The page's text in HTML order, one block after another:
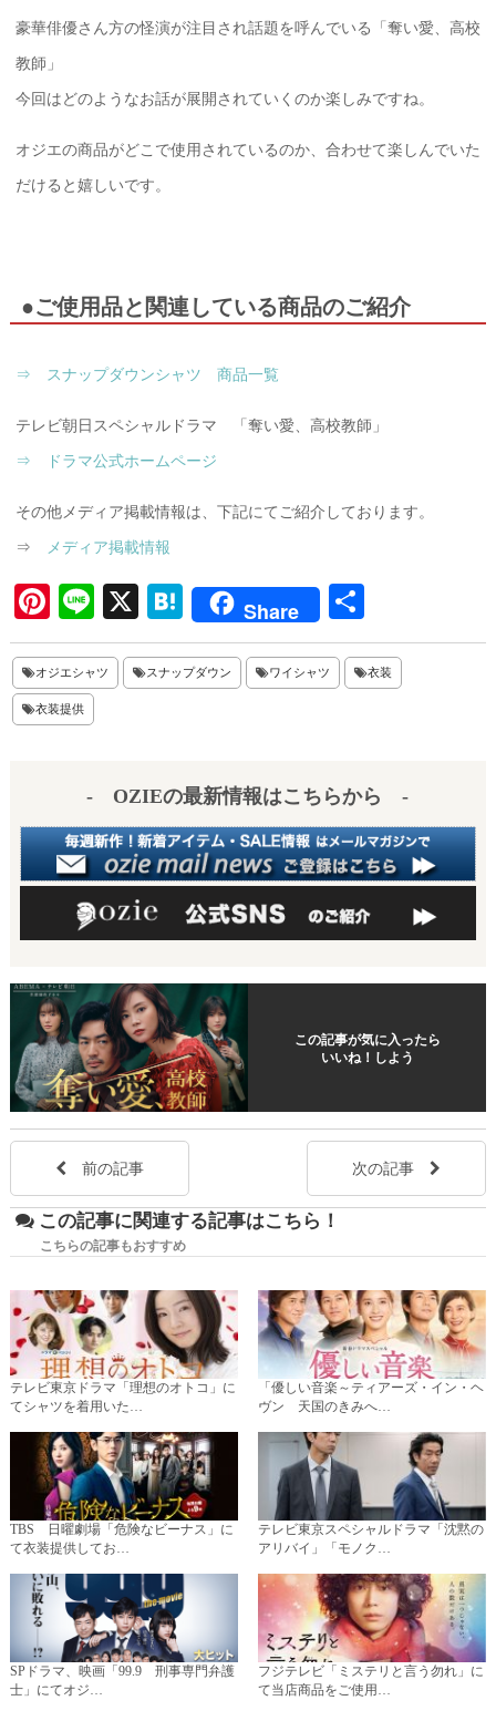
豪華俳優さん方の怪演が注目され話題を呼んでいる「奪い愛、高校
教師」
今回はどのようなお話が展開されていくのか楽しみですね。
オジエの商品がどこで使用されているのか、合わせて楽しんでいた
だけると嬉しいです。
●ご使用品と関連している商品のご紹介
⇒ スナップダウンシャツ 商品一覧
テレビ朝日スペシャルドラマ 「奪い愛、高校教師」
⇒ ドラマ公式ホームページ
その他メディア掲載情報は、下記にてご紹介しております。
⇒ メディア掲載情報
Pi
nt
er
es
Li
ne
X
H
at
en
Share
有
オジエシャツ スナップダウン ワイシャツ 衣装
衣装提供
- OZIEの最新情報はこちらから -
この記事が気に入ったら
いいね！しよう
前の記事 次の記事
この記事に関連する記事はこちら！
こちらの記事もおすすめ
テレビ東京ドラマ「理想のオトコ」に
てシャツを着用いた…
「優しい音楽～ティアーズ・イン・ヘ
ヴン 天国のきみへ…
TBS 日曜劇場「危険なビーナス」に
て衣装提供してお…
テレビ東京スペシャルドラマ「沈黙の
アリバイ」「モノク…
SPドラマ、映画「99.9 刑事専門弁護
士」にてオジ…
フジテレビ「ミステリと言う勿れ」に
て当店商品をご使用…